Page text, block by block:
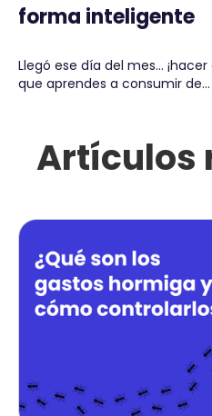
forma inteligente
Llegó ese día del mes…
que aprendes a consumir de...
Artículos